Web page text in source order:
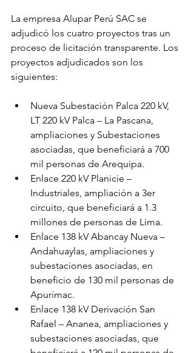
La empresa Alupar Perú SAC se
adjudicó los cuatro proyectos tras un
proceso de licitación transparente. Los
proyectos adjudicados son los
siguientes:
Nueva Subestación Palca 220 kV,
LT 220 kV Palca – La Pascana,
ampliaciones y Subestaciones
asociadas, que beneficiará a 700
mil personas de Arequipa.
Enlace 220 kV Planicie –
Industriales, ampliación a 3er
circuito, que beneficiará a 1.3
millones de personas de Lima.
Enlace 138 kV Abancay Nueva –
Andahuaylas, ampliaciones y
subestaciones asociadas, en
beneficio de 130 mil personas de
Apurímac.
Enlace 138 kV Derivación San
Rafael – Ananea, ampliaciones y
subestaciones asociadas, que